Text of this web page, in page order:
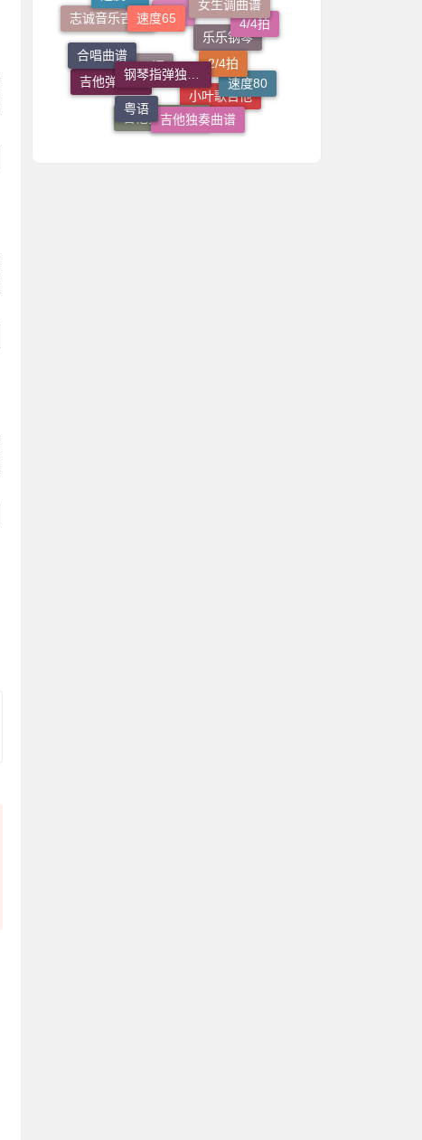
C调
国语
乐乐钢琴
小叶歌吉他
吉他指弹独奏谱
吉他弹唱谱
志诚音乐吉他
4/4拍
速度80
吉他独奏曲谱
粤语
合唱曲谱
2/4拍
钢琴指弹独奏谱